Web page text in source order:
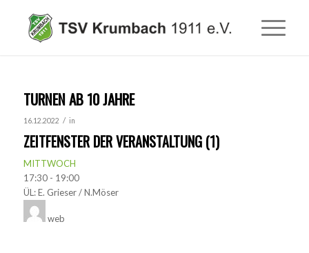
TURNEN AB 10 JAHRE
16.12.2022 / in
ZEITFENSTER DER VERANSTALTUNG (1)
MITTWOCH
17:30- 19:00
ÜL: E. Grieser / N.Möser
web